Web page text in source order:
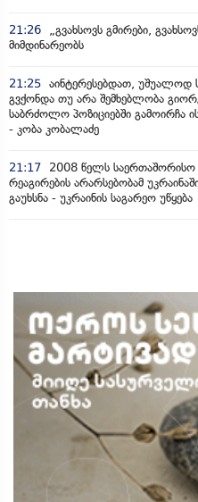
21:26
„გვახსოვს გმირები,
მიმდინარეობს
21:25 აინტერესებდათ, უშუალოდ
გვქონდა თუ არა შემხებლობა
საბრძოლო პოზიციებში გამოირჩა
- კობა კობალაძე
21:17
2008 წელს საერთაშორისო
რეაგირების არარსებობამ
გაუხსნა - უკრაინის საგარეო უწყება